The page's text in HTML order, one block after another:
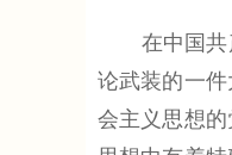
在中国共产
论武装的一
会主义思想